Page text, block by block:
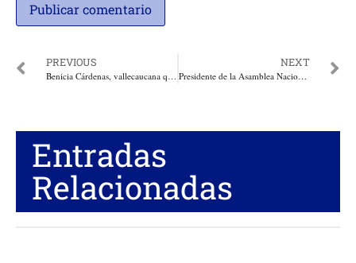
PREVIOUS
Benicia Cárdenas, vallecaucana que triunfa en Europa recibe reconocimiento
NEXT
Presidente de la Asamblea Nacional de Venezuela pide retomar la calle, y con la Fuerza Armada Nacional unificar la fuerza necesaria para conformar un Gobierno Provisional
Entradas
Relacionadas